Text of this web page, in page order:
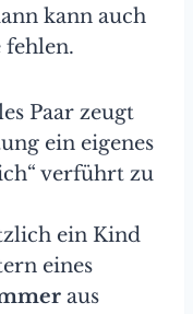
kann auch
fehlen.
Paar zeugt
ein eigenes
verführt zu
ein Kind
eines
aus